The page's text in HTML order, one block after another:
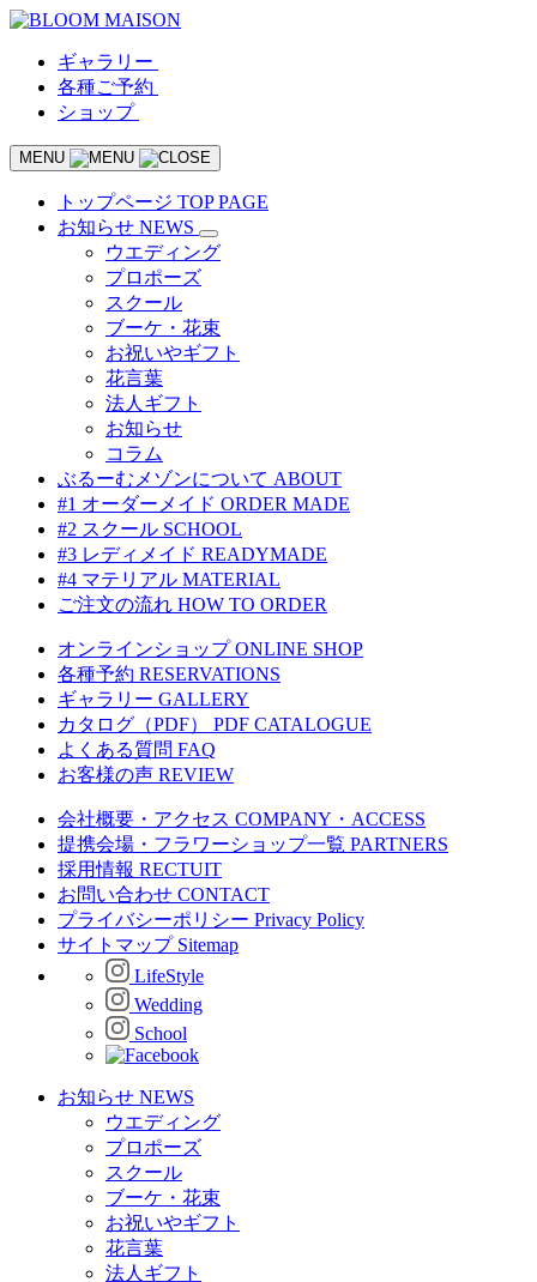
ギャラリー
各種ご予約
ショップ
MENU
トップページ TOP PAGE
お知らせ NEWS
ウエディング
プロポーズ
スクール
ブーケ・花束
お祝いやギフト
花言葉
法人ギフト
お知らせ
コラム
ぶるーむメゾンについて ABOUT
#1 オーダーメイド ORDER MADE
#2 スクール SCHOOL
#3 レディメイド READYMADE
#4 マテリアル MATERIAL
ご注文の流れ HOW TO ORDER
オンラインショップ ONLINE SHOP
各種予約 RESERVATIONS
ギャラリー GALLERY
カタログ（PDF）
PDF CATALOGUE
よくある質問 FAQ
お客様の声 REVIEW
会社概要・アクセス COMPANY・ACCESS
提携会場・フラワーショップ一覧 PARTNERS
採用情報 RECTUIT
お問い合わせ CONTACT
プライバシーポリシー Privacy Policy
サイトマップ Sitemap
LifeStyle
Wedding
School
お知らせ NEWS
ウエディング
プロポーズ
スクール
ブーケ・花束
お祝いやギフト
花言葉
法人ギフト